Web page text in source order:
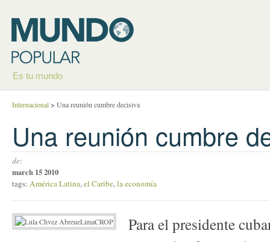
Es tu mundo
Internacional> Una reunión cumbre decisiva
Una reunión cumbre
de:
march 15 2010
tags: América Latina,el Caribe,la economía
Para el presidente